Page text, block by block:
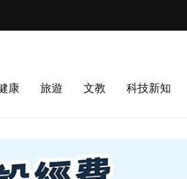
康 旅遊 文教 科技新知